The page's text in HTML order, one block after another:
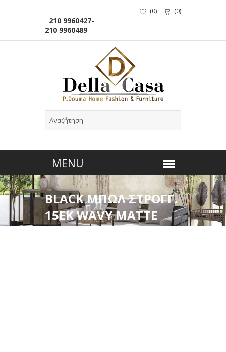
210 9960427-
210 9960489
(0) (0)
BLACK ΜΠΩΛ ΣΤΡΟΓΓ.
15ΕΚ WAVY MATTE
ΜΕΛΑΜΙΝΗΣ (smA)